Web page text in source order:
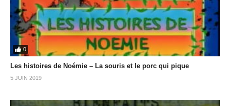
0
Les histoires de Noémie – La souris et le porc qui pique
5 JUIN 2019